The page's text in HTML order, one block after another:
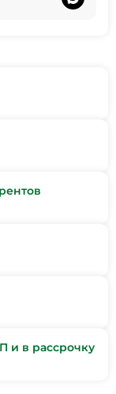
и в рассрочку